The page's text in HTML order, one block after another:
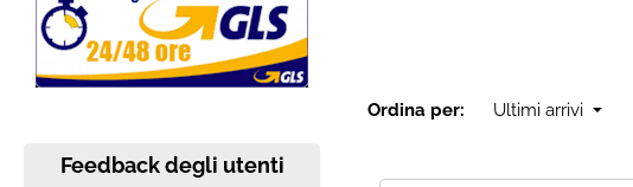
Feedback degli utenti
Ordina per: